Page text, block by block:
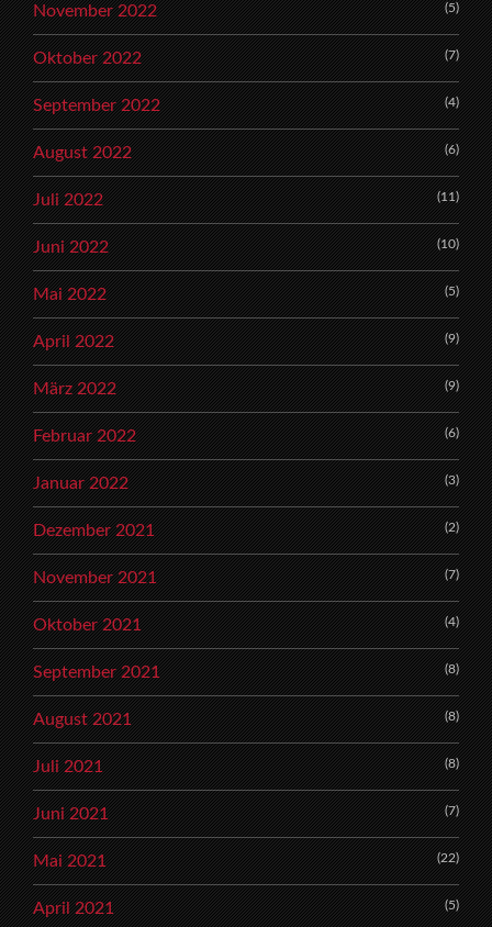
November 2022 (5)
Oktober 2022 (7)
September 2022 (4)
August 2022 (6)
Juli 2022 (11)
Juni 2022 (10)
Mai 2022 (5)
April 2022 (9)
März 2022 (9)
Februar 2022 (6)
Januar 2022 (3)
Dezember 2021 (2)
November 2021 (7)
Oktober 2021 (4)
September 2021 (8)
August 2021 (8)
Juli 2021 (8)
Juni 2021 (7)
Mai 2021 (22)
April 2021 (5)